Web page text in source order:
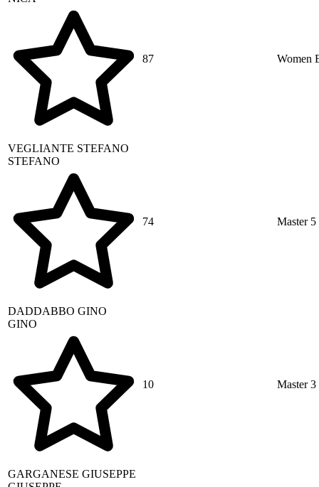
87 Women
VEGLIANTE STEFANO
STEFANO
74 Master 5
DADDABBO GINO
GINO
10 Master 3
GARGANESE GIUSEPPE